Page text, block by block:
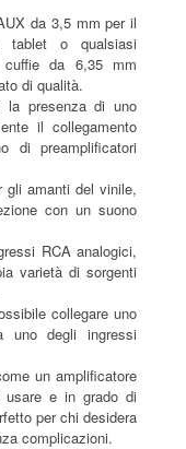
da 3,5 mm per il
tablet o qualsiasi
cuffie da 6,35 mm
di qualità.
la presenza di uno
il collegamento
di preamplificatori
gli amanti del vinile,
con un suono
RCA analogici,
varietà di sorgenti
collegare uno
uno degli ingressi
un amplificatore
usare e in grado di
per chi desidera
complicazioni.